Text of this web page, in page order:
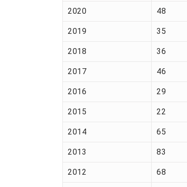
2020 48
2019 35
2018 36
2017 46
2016 29
2015 22
2014 65
2013 83
2012 68